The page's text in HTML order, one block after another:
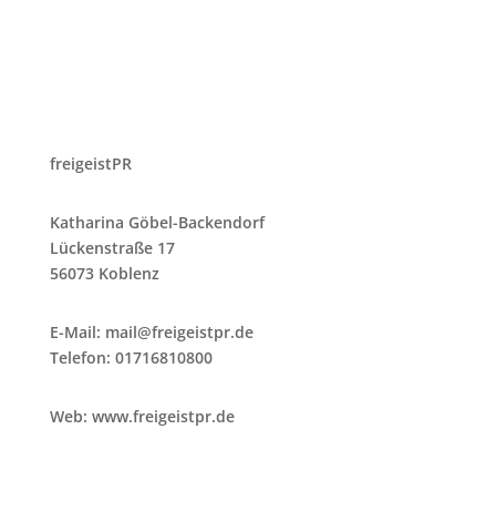
freigeistPR
Katharina Göbel-Backendorf
Lückenstraße 17
56073 Koblenz
E-Mail: mail@freigeistpr.de
Telefon: 01716810800
Web: www.freigeistpr.de